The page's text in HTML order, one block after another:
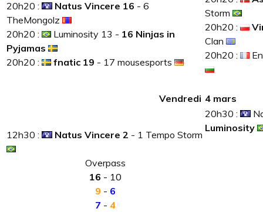
20h20 : Natus Vincere 16 - 6
TheMongolz
20h20 :
Luminosity 13 - 16 Ninjas in
Pyjamas
20h20 :
fnatic 19 - 17 mousesports
Storm
20h20 :
Clan
20h20 :
Vendredi 4 mars
12h30 : Natus Vincere 2 - 1 Tempo Storm
Overpass
16 - 10
9 - 6
7 - 4
20h30 :
Luminosity